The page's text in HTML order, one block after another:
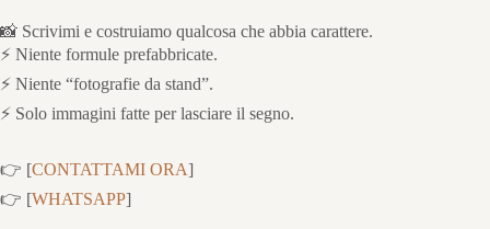
📸 Scrivimi e costruiamo qualcosa che abbia carattere.
⚡ Niente formule prefabbricate.
⚡ Niente “fotografie da stand”.
⚡ Solo immagini fatte per lasciare il segno.
👉 [CONTATTAMI ORA]
👉 [WHATSAPP]